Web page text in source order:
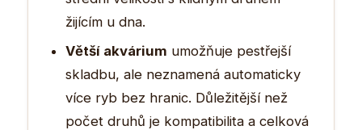
žijícím u dna.
Větší akvárium umožňuje pestřejší
skladbu, ale neznamená automaticky
více ryb bez hranic. Důležitější než
počet druhů je kompatibilita a celková